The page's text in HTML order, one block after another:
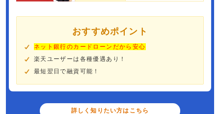
おすすめポイント
ネット銀行のカードローンだから安心
楽天ユーザーは各種優遇あり！
最短翌日で融資可能！
詳しく知りたい方はこちら